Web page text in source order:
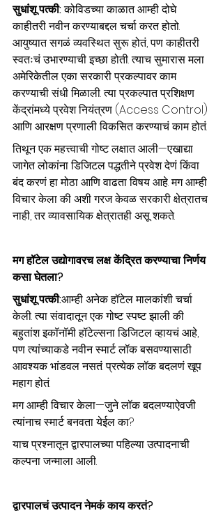
सुधांशू पत्की: कोविडच्या काळात आम्ही दोघे
काहीतरी नवीन करण्याबद्दल चर्चा करत होतो.
आयुष्यात सगळं व्यवस्थित सुरू होतं, पण काहीतरी
स्वतःचं उभारण्याची इच्छा होती. त्याच सुमारास मला
अमेरिकेतील एका सरकारी प्रकल्पावर काम
करण्याची संधी मिळाली. त्या प्रकल्पात प्रशिक्षण
केंद्रांमध्ये प्रवेश नियंत्रण (Access Control)
आणि आरक्षण प्रणाली विकसित करण्याचं काम होतं.
तिथून एक महत्त्वाची गोष्ट लक्षात आली—एखाद्या
जागेत लोकांना डिजिटल पद्धतीने प्रवेश देणं किंवा
बंद करणं हा मोठा आणि वाढता विषय आहे. मग आम्ही
विचार केला की अशी गरज केवळ सरकारी क्षेत्रातच
नाही, तर व्यावसायिक क्षेत्रातही असू शकते.
मग हॉटेल उद्योगावरच लक्ष केंद्रित करण्याचा निर्णय
कसा घेतला?
सुधांशू पत्की:आम्ही अनेक हॉटेल मालकांशी चर्चा
केली. त्या संवादातून एक गोष्ट स्पष्ट झाली की
बहुतांश इकॉनॉमी हॉटेल्सना डिजिटल व्हायचं आहे,
पण त्यांच्याकडे नवीन स्मार्ट लॉक बसवण्यासाठी
आवश्यक भांडवल नसतं. प्रत्येक लॉक बदलणं खूप
महाग होतं.
मग आम्ही विचार केला—जुने लॉक बदलण्याऐवजी
त्यांनाच स्मार्ट बनवता येईल का?
याच प्रश्नातून द्वारपालच्या पहिल्या उत्पादनाची
कल्पना जन्माला आली.
द्वारपालचं उत्पादन नेमकं काय करतं?